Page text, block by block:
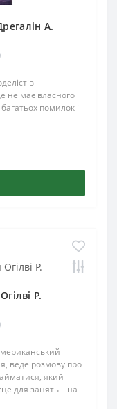
А.
не має власного
помилок і
Р.
веде розмову про
який
для занять – на